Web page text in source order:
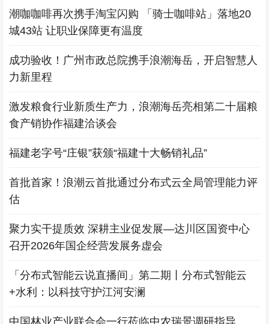
潮咖咖啡再次携手淘宝闪购 「骑士咖啡站」落地20
城43站 让职业保障更有温度
成功验收！广州市政总院携手浪潮海岳，开启智慧人
力新里程
激发粮食行业新质生产力，浪潮海岳亮相第二十届粮
食产销协作福建洽谈会
福建老字号“庄银”获颁“福建十大畅销礼品”
首批首家！浪潮云首批通过分布式云全局管理能力评
估
聚力实干提质效 深耕主业促发展—达川区国资中心
召开2026年国企经营发展务虚会
「分布式智能云说直播间」第二期丨分布式智能云
+水利：以科技守护江河安澜
中国林业产业联合会一行莅临中农瑞景调研指导